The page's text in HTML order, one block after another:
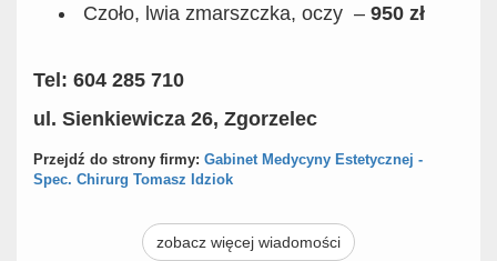
Czoło, lwia zmarszczka, oczy – 950 zł
Tel: 604 285 710
ul. Sienkiewicza 26, Zgorzelec
Przejdź do strony firmy: Gabinet Medycyny Estetycznej -
Spec. Chirurg Tomasz Idziok
zobacz więcej wiadomości